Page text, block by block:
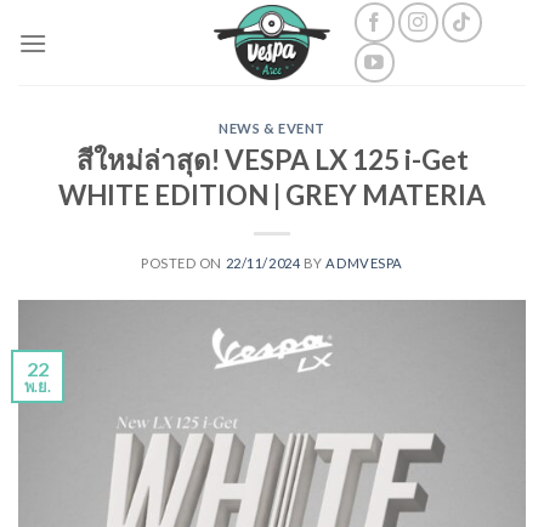
NEWS & EVENT
สีใหม่ล่าสุด! VESPA LX 125 i-Get
WHITE EDITION | GREY MATERIA
POSTED ON 22/11/2024 BY ADMVESPA
22
พ.ย.